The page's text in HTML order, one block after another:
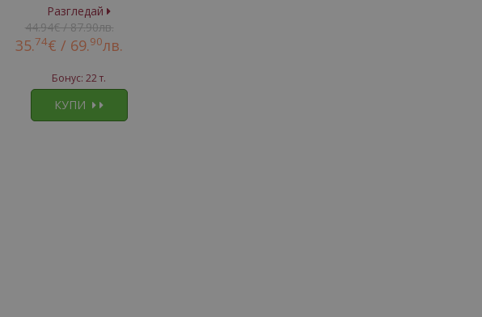
Разгледай
44.94€ / 87.90лв.
35.74€ / 69.90лв.
Бонус: 22 т.
КУПИ